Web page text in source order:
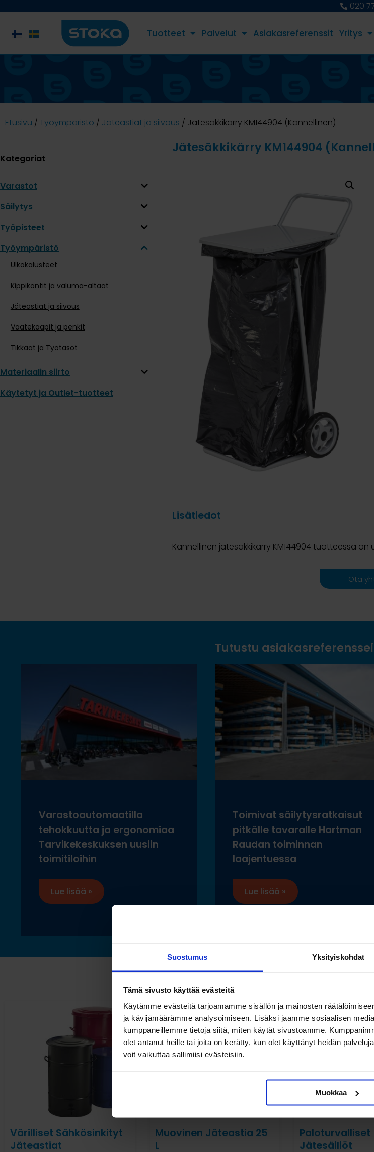
Suostumus Yksityiskohdat
Tämä sivusto käyttää evästeitä
Käytämme evästeitä tarjoamamme sisällön ja mainosten
ja kävijämäärämme analysoimiseen. Lisäksi jaamme sosiaalisen
kumppaneillemme tietoja siitä, miten käytät sivustoamme.
olet antanut heille tai joita on kerätty, kun olet käyttänyt heidän
voit vaikuttaa sallimiisi evästeisiin.
Muokkaa
020
Tuotteet Palvelut Asiakasreferenssit Yritys
Etusivu / Työympäristö / Jäteastiat ja siivous / Jätesäkkikärry KM144904 (Kannellinen)
Kategoriat
Varastot
Säilytys
Työpisteet
Työympäristö
Ulkokalusteet
Kippikontit ja valuma-altaat
Jäteastiat ja siivous
Vaatekaapit ja penkit
Tikkaat ja Työtasot
Materiaalin siirto
Käytetyt ja Outlet-tuotteet
Jätesäkkikärry KM144904
Lisätiedot
Kannellinen jätesäkkikärry KM144904 tuotteessa
Ota
Tutustu
Varastoautomaatilla
tehokkuutta ja ergonomiaa
Tarvikekeskuksen uusiin
toimitiloihin
Lue lisää »
Toimivat säilytysratkaisut
pitkälle tavaralle Hartman
Raudan toiminnan
laajentuessa
Lue lisää »
Katso myös nämä
Värilliset Sähkösinkityt
Jäteastiat
Muovinen Jäteastia 25
L
Paloturvalliset
Jätesäiliöt